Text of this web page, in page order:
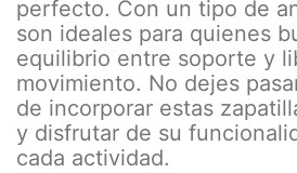
perfecto. Con un tipo de
son ideales para quienes
equilibrio entre soporte y
movimiento. No dejes
de incorporar estas
y disfrutar de su
cada actividad.